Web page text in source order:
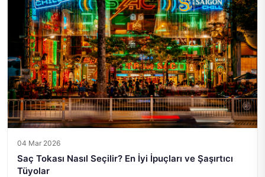
04 Mar 2026
Saç Tokası Nasıl Seçilir? En İyi İpuçları ve Şaşırtıcı
Tüyolar